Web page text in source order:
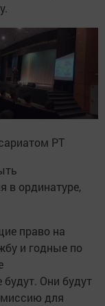
РТ
в ординатуре,
право на
и годные по
Они будут
для